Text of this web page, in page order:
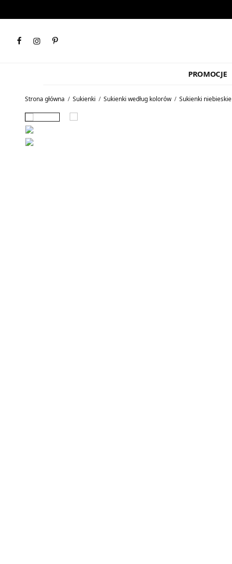
PROMOCJE
Strona główna / Sukienki / Sukienki według kolorów / Sukienki niebieskie